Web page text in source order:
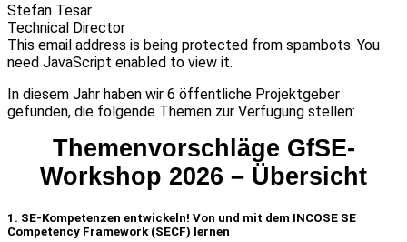
Stefan Tesar
Technical Director
This email address is being protected from spambots. You
need JavaScript enabled to view it.
In diesem Jahr haben wir 6 öffentliche Projektgeber
gefunden, die folgende Themen zur Verfügung stellen:
Themenvorschläge GfSE-
Workshop 2026 – Übersicht
1. SE-Kompetenzen entwickeln! Von und mit dem INCOSE SE
Competency Framework (SECF) lernen